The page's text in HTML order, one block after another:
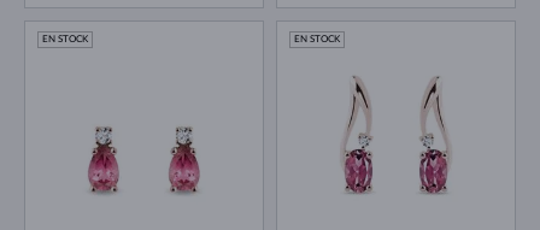
EN STOCK EN STOCK